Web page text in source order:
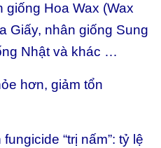
giống Hoa Wax (Wax
Giấy, nhân giống Sung
Nhật và khác …
hơn, giảm tổn
“trị nấm”: tỷ lệ